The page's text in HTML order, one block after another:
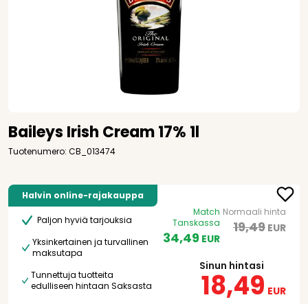
Baileys Irish Cream 17% 1l
Tuotenumero: CB_013474
Halvin online-rajakauppa
Paljon hyviä tarjouksia
Yksinkertainen ja turvallinen
maksutapa
Tunnettuja tuotteita
edulliseen hintaan Saksasta
Match
Tanskassa
34,49 EUR
Normaali hinta
19,49 EUR
Sinun hintasi
18,49 EUR